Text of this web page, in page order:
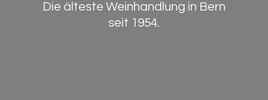
Die älteste Weinhandlung in Bern
seit 1954.